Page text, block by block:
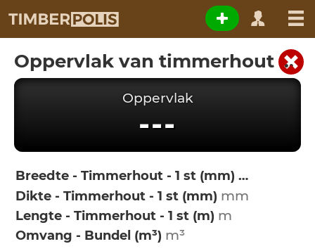
Oppervlak van timmerhout uit volume
Oppervlak
---
Breedte - Timmerhout - 1 st (mm)
Dikte - Timmerhout - 1 st (mm)
Lengte - Timmerhout - 1 st (m)
Omvang - Bundel (m³)